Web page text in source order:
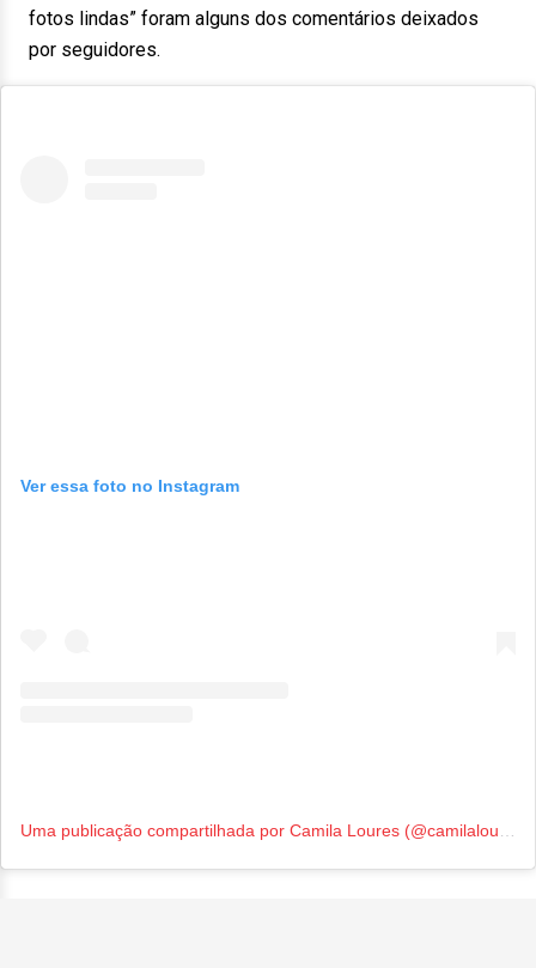
fotos lindas” foram alguns dos comentários deixados
por seguidores.
Ver essa foto no Instagram
Uma publicação compartilhada por Camila Loures (@camilaloures)